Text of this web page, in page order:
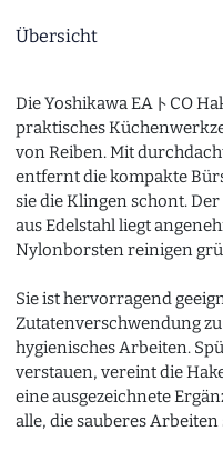
Übersicht
Die Yoshikawa EAトCO
praktisches
von Reiben. Mit
entfernt die kompakte
sie die Klingen schont.
aus Edelstahl liegt
Nylonborsten reinigen
Sie ist hervorragend
Zutatenverschwendung
hygienisches Arbeiten.
verstauen, vereint die
eine ausgezeichnete
alle, die sauberes Arbeiten